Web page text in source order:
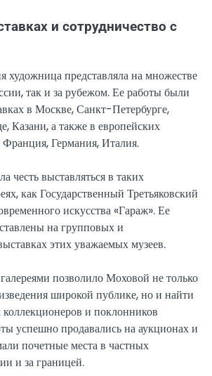
и сотрудничество с
художница представляла на множестве
так и за рубежом. Ее работы были
в Москве, Санкт-Петербурге,
Казани, а также в европейских
Франция, Германия, Италия.
честь выставляться в таких
как Государственный Третьяковский
искусства «Гараж». Ее
на групповых и
этих уважаемых музеев.
позволило Моховой не только
широкой публике, но и найти
и поклонников
успешно продавались на аукционах и
почетные места в частных
и за границей.